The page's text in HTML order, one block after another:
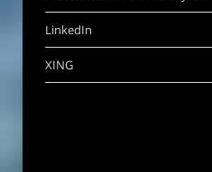
LinkedIn
XING